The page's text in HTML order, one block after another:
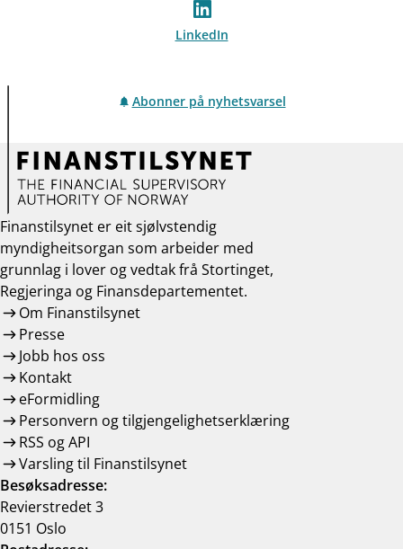
LinkedIn
Abonner på nyhetsvarsel
Finanstilsynet er eit sjølvstendig
myndigheitsorgan som arbeider med
grunnlag i lover og vedtak frå Stortinget,
Regjeringa og Finansdepartementet.
Om Finanstilsynet
Presse
Jobb hos oss
Kontakt
eFormidling
Personvern og tilgjengelighetserklæring
RSS og API
Varsling til Finanstilsynet
Besøksadresse:
Revierstredet 3
0151 Oslo